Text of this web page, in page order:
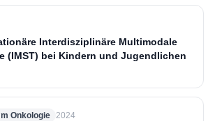
Interdisziplinäre Multimodale
(IMST) bei Kindern und Jugendlichen
Onkologie 2024